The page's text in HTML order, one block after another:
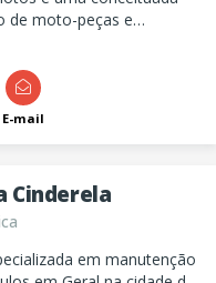
de moto-peças e
E-mail
Cinderela
em manutenção